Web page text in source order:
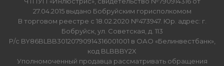
27.04.2015 выдано Бобруйским горисполкомом
В торговом реестре с 18.02.2020 №473947. Юр. адрес: г.
Бобруйск, ул. Советская, д. 113
Р/с BY86BLBB30120790914316001001 в ОАО «Белинвестбанк»,
код BLBBBY2X
Уполномоченный продавца рассматривать обращения